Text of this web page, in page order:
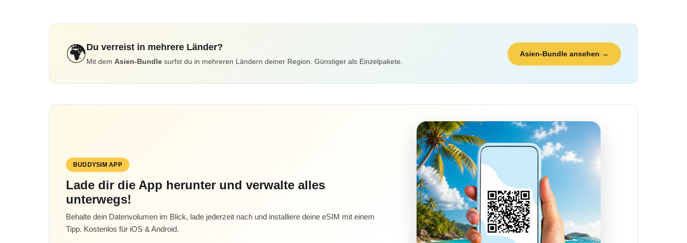
🌍Du verreist in mehrere Länder?
Mit dem Asien-Bundle surfst du in mehreren Ländern deiner Region. Günstiger als Einzelpakete.
Asien-Bundle ansehen →
BUDDYSIM APP
Lade dir die App herunter und verwalte alles
unterwegs!
Behalte dein Datenvolumen im Blick, lade jederzeit nach und installiere deine eSIM mit einem
Tipp. Kostenlos für iOS & Android.